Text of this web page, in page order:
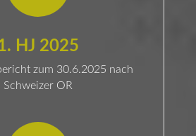
HJ 2025
zum 30.6.2025 nach
Schweizer OR